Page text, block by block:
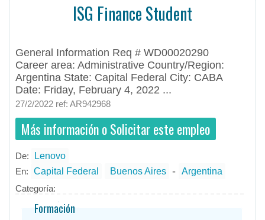
ISG Finance Student
General Information Req # WD00020290
Career area: Administrative Country/Region:
Argentina State: Capital Federal City: CABA
Date: Friday, February 4, 2022 ...
27/2/2022 ref: AR942968
Más información o Solicitar este empleo
De: Lenovo
En: Capital Federal Buenos Aires - Argentina
Categoría:
Formación